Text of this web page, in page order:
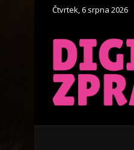
Čtvrtek, 6 srpna 2026
Atari – pohled na historii této